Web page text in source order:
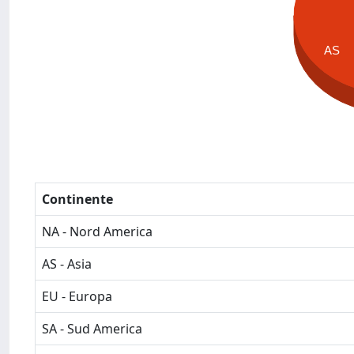
AS
Continente
NA - Nord America
AS - Asia
EU - Europa
SA - Sud America